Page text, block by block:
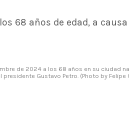
68 años de edad, a
de 2024 a los 68 años en su ciudad
Gustavo Petro. (Photo by Felipe